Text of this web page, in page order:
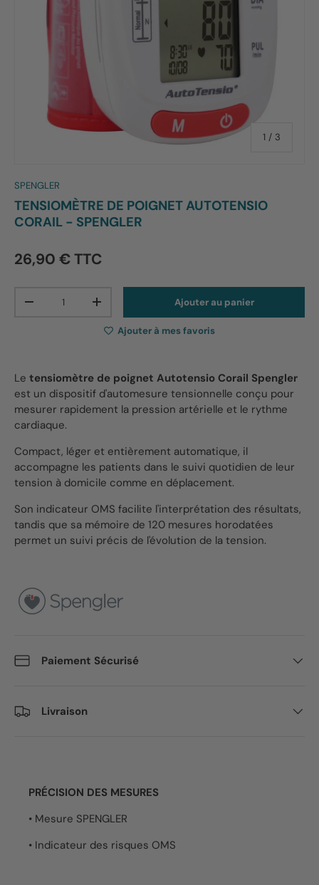
1 / de
3
SPENGLER
TENSIOMÈTRE DE POIGNET AUTOTENSIO
CORAIL - SPENGLER
26,90 € TTC
-
+ Ajouter au panier
Ajouter à mes favoris
Le tensiomètre de poignet Autotensio Corail Spengler
est un dispositif d'automesure tensionnelle conçu pour
mesurer rapidement la pression artérielle et le rythme
cardiaque.
Compact, léger et entièrement automatique, il
accompagne les patients dans le suivi quotidien de leur
tension à domicile comme en déplacement.
Son indicateur OMS facilite l'interprétation des résultats,
tandis que sa mémoire de 120 mesures horodatées
permet un suivi précis de l'évolution de la tension.
Paiement Sécurisé
Livraison
PRÉCISION DES MESURES
• Mesure SPENGLER
• Indicateur des risques OMS